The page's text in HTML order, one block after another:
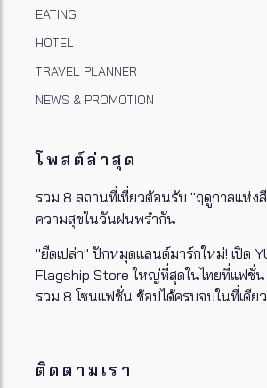
EATING
HOTEL
TRAVEL PLANNER
NEWS & PROMOTION
โพสต์ล่าสุด
รวม 8 สถานที่เที่ยวต้อนรับ "ฤดูกาลแห่ง
ความสุขในวันฝนพรำกัน
"ยืดเปล่า" ปักหมุดแลนด์มาร์กใหม่! เปิด
Flagship Store ใหญ่ที่สุดในไทยที่แฟชั่
รวม 8 โซนแฟชั่น ช้อปได้ครบจบในที่เดียว
ติดตามเรา